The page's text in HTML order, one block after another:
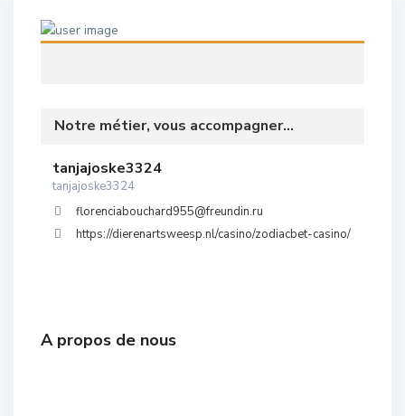
Notre métier, vous accompagner...
tanjajoske3324
tanjajoske3324
florenciabouchard955@freundin.ru
https://dierenartsweesp.nl/casino/zodiacbet-casino/
A propos de nous